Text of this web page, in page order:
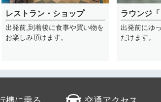
レストラン・ショップ
出発前,到着後に食事や買い物を
お楽しみ頂けます。
ラウンジ「
出発前にゆ
だけます。